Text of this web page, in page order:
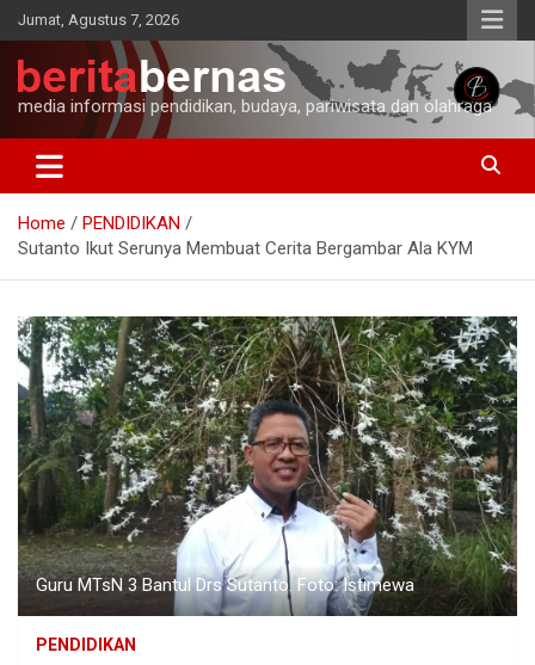
Skip
to
content
Jumat, Agustus 7, 2026
media informasi pendidikan, budaya, pariwisata dan olahraga
Home
PENDIDIKAN
Sutanto Ikut Serunya Membuat Cerita Bergambar Ala KYM
Guru MTsN 3 Bantul Drs Sutanto. Foto: Istimewa
PENDIDIKAN